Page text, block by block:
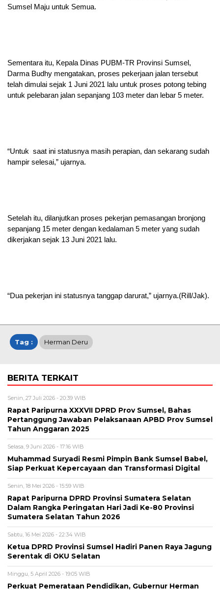
Sumsel Maju untuk Semua.
Sementara itu, Kepala Dinas PUBM-TR Provinsi Sumsel,
Darma Budhy mengatakan, proses pekerjaan jalan tersebut
telah dimulai sejak 1 Juni 2021 lalu untuk proses potong tebing
untuk pelebaran jalan sepanjang 103 meter dan lebar 5 meter.
“Untuk saat ini statusnya masih perapian, dan sekarang sudah
hampir selesai,” ujarnya.
Setelah itu, dilanjutkan proses pekerjan pemasangan bronjong
sepanjang 15 meter dengan kedalaman 5 meter yang sudah
dikerjakan sejak 13 Juni 2021 lalu.
“Dua pekerjan ini statusnya tanggap darurat,” ujarnya.(Rill/Jak).
Tag : Herman Deru
BERITA TERKAIT
Senin, 27 Juli 2026 - 20:39 WIB
Rapat Paripurna XXXVII DPRD Prov Sumsel, Bahas
Pertanggung Jawaban Pelaksanaan APBD Prov Sumsel
Tahun Anggaran 2025
Selasa, 9 Juni 2026 - 17:16 WIB
Muhammad Suryadi Resmi Pimpin Bank Sumsel Babel,
Siap Perkuat Kepercayaan dan Transformasi Digital
Senin, 18 Mei 2026 - 15:59 WIB
Rapat Paripurna DPRD Provinsi Sumatera Selatan
Dalam Rangka Peringatan Hari Jadi Ke-80 Provinsi
Sumatera Selatan Tahun 2026
Sabtu, 16 Mei 2026 - 22:34 WIB
Ketua DPRD Provinsi Sumsel Hadiri Panen Raya Jagung
Serentak di OKU Selatan
Minggu, 5 April 2026 - 19:05 WIB
Perkuat Pemerataan Pendidikan, Gubernur Herman